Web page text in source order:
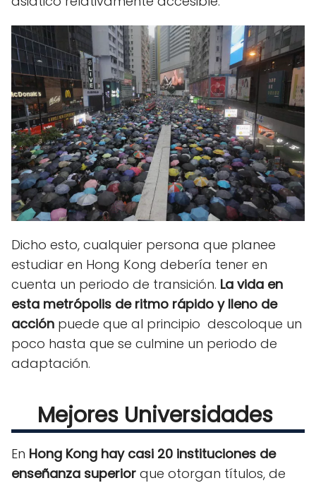
Dicho esto, cualquier persona que planee
estudiar en Hong Kong debería tener en
cuenta un periodo de transición. La vida en
esta metrópolis de ritmo rápido y lleno de
acción puede que al principio descoloque un
poco hasta que se culmine un periodo de
adaptación.
Mejores Universidades
En Hong Kong hay casi 20 instituciones de
enseñanza superior que otorgan títulos, de